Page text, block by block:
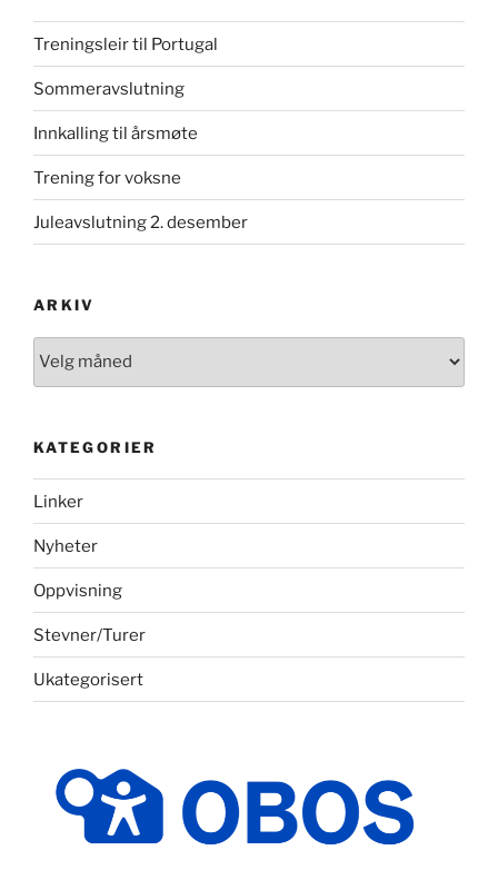
Treningsleir til Portugal
Sommeravslutning
Innkalling til årsmøte
Trening for voksne
Juleavslutning 2. desember
ARKIV
KATEGORIER
Linker
Nyheter
Oppvisning
Stevner/Turer
Ukategorisert